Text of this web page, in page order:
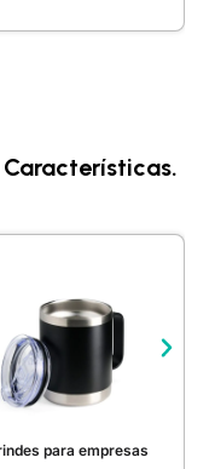
para empresas